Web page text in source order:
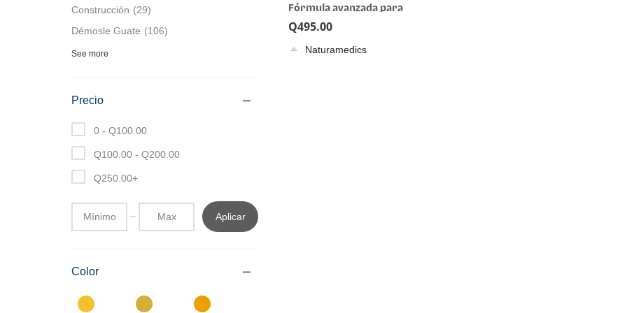
Fórmula avanzada para
articulaciones, piel y
equilibrio inflamatorio
con colágeno Peptan® +
Q495.00
Naturamedics
Construcción
29
Démosle Guate
106
See more
Precio
0 - Q100.00
Q100.00 - Q200.00
Q250.00+
Aplicar
Color